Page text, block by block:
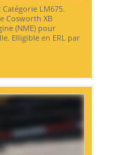
LM675.
Cosworth XB
(NME) pour
Elligible en ERL par